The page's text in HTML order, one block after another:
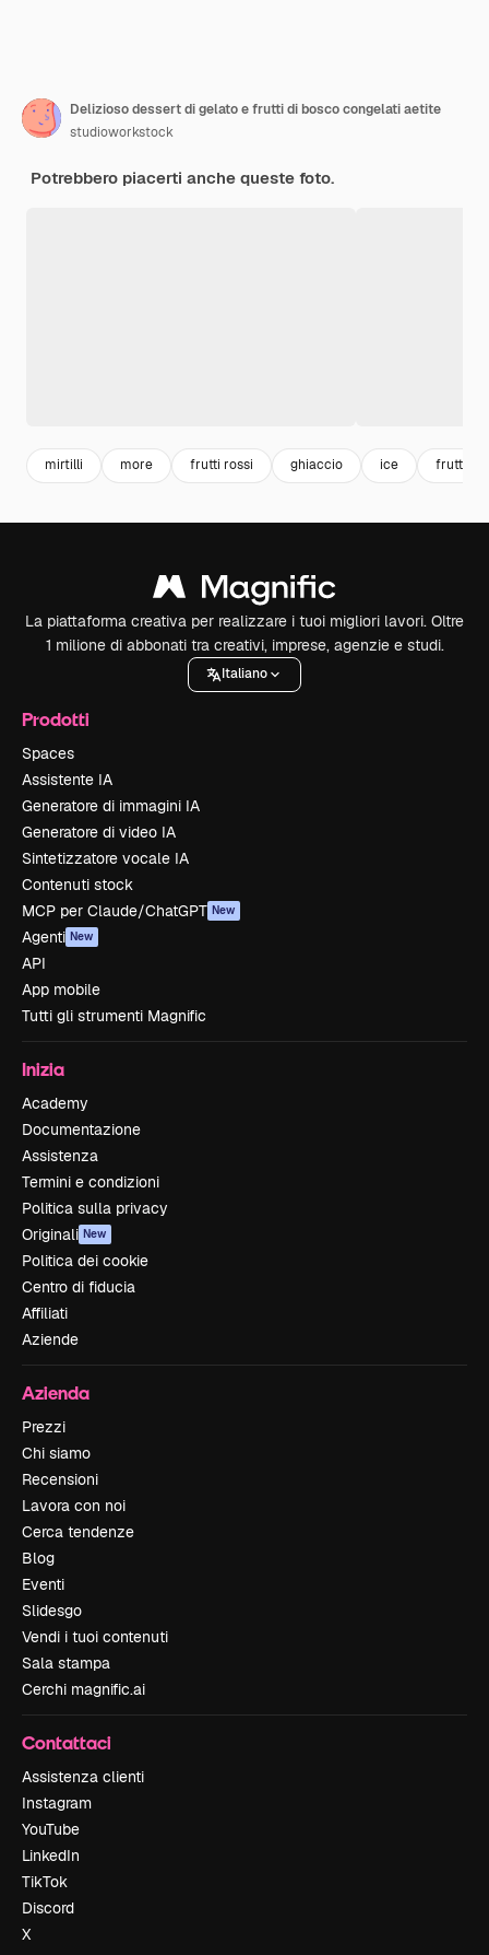
Delizioso dessert di gelato e frutti di bosco congelati aetite
studioworkstock
Potrebbero piacerti anche queste foto.
mirtilli more frutti rossi ghiaccio ice frutta
La piattaforma creativa per realizzare i tuoi migliori lavori. Oltre
1 milione di abbonati tra creativi, imprese, agenzie e studi.
Italiano
Prodotti
Spaces
Assistente IA
Generatore di immagini IA
Generatore di video IA
Sintetizzatore vocale IA
Contenuti stock
MCP per Claude/ChatGPT New
Agenti New
API
App mobile
Tutti gli strumenti Magnific
Inizia
Academy
Documentazione
Assistenza
Termini e condizioni
Politica sulla privacy
Originali New
Politica dei cookie
Centro di fiducia
Affiliati
Aziende
Azienda
Prezzi
Chi siamo
Recensioni
Lavora con noi
Cerca tendenze
Blog
Eventi
Slidesgo
Vendi i tuoi contenuti
Sala stampa
Cerchi magnific.ai
Contattaci
Assistenza clienti
Instagram
YouTube
LinkedIn
TikTok
Discord
X